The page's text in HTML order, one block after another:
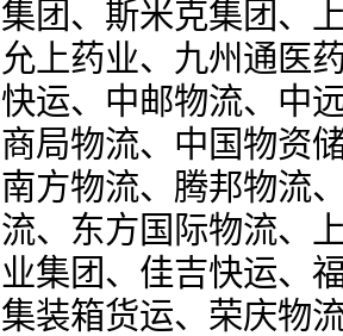
集团、斯米克集团、
允上药业、九州通医
快运、中邮物流、中
商局物流、中国物资
南方物流、腾邦物流
流、东方国际物流、
业集团、佳吉快运、
集装箱货运、荣庆物